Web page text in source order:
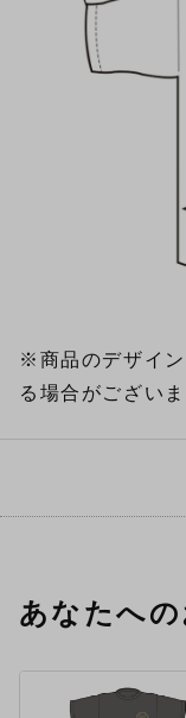
※商品のデザイン
る場合がござい
あなたへ